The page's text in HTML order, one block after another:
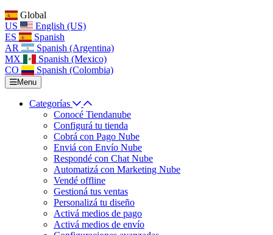
Global
US
English (US)
ES
Spanish
AR
Spanish (Argentina)
MX
Spanish (Mexico)
CO
Spanish (Colombia)
Menu
Categorías
Conocé Tiendanube
Configurá tu tienda
Cobrá con Pago Nube
Enviá con Envío Nube
Respondé con Chat Nube
Automatizá con Marketing Nube
Vendé offline
Gestioná tus ventas
Personalizá tu diseño
Activá medios de pago
Activá medios de envío